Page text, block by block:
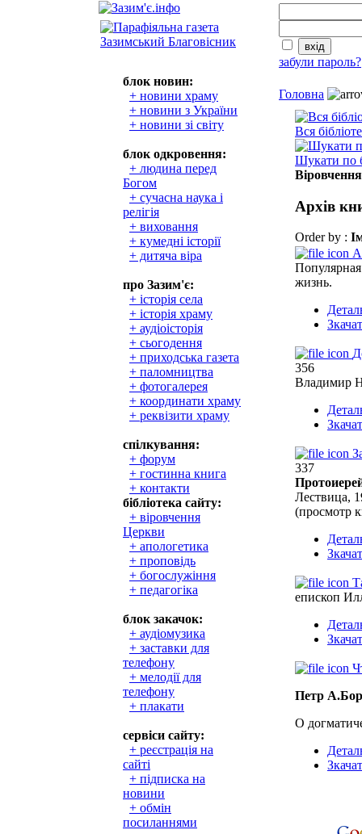
блок новин:
+ новини храму
+ новини з України
+ новини зі світу
блок одкровення:
+ людина перед
Богом
+ сучасна наука і
релігія
+ виховання
+ кумедні історії
+ дитяча віра
про Зазим'є:
+ історія села
+ історія храму
+ аудіоісторія
+ сьогодення
+ приходська газета
+ паломництва
+ фотогалерея
+ координати храму
+ реквізити храму
спілкування:
+ форум
+ гостинна книга
+ контакти
бібліотека сайту:
+ віровчення
Церкви
+ апологетика
+ проповідь
+ богослужіння
+ педагогіка
блок закачок:
+ аудіомузика
+ заставки для
телефону
+ мелодії для
телефону
+ плакати
сервіси сайту:
+ реєстрація на
сайті
+ підписка на
новини
+ обмін
посиланнями
забули пароль?
Головна
Вся
Шукати по
Архів
Order by :
жизнь.
356
Владимир
337
Лествица,
(просмотр
епископ
Петр
О